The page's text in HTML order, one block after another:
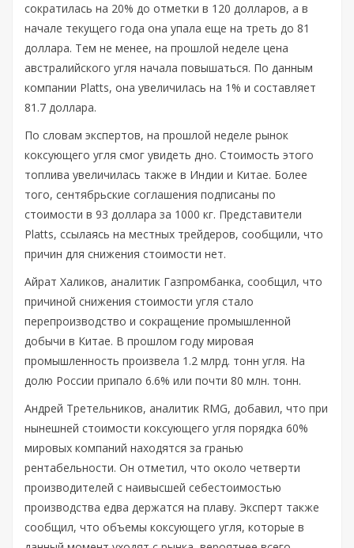
сократилась на 20% до отметки в 120 долларов, а в
начале текущего года она упала еще на треть до 81
доллара. Тем не менее, на прошлой неделе цена
австралийского угля начала повышаться. По данным
компании Platts, она увеличилась на 1% и составляет
81.7 доллара.
По словам экспертов, на прошлой неделе рынок
коксующего угля смог увидеть дно. Стоимость этого
топлива увеличилась также в Индии и Китае. Более
того, сентябрьские соглашения подписаны по
стоимости в 93 доллара за 1000 кг. Представители
Platts, ссылаясь на местных трейдеров, сообщили, что
причин для снижения стоимости нет.
Айрат Халиков, аналитик Газпромбанка, сообщил, что
причиной снижения стоимости угля стало
перепроизводство и сокращение промышленной
добычи в Китае. В прошлом году мировая
промышленность произвела 1.2 млрд. тонн угля. На
долю России припало 6.6% или почти 80 млн. тонн.
Андрей Третельников, аналитик RMG, добавил, что при
нынешней стоимости коксующего угля порядка 60%
мировых компаний находятся за гранью
рентабельности. Он отметил, что около четверти
производителей с наивысшей себестоимостью
производства едва держатся на плаву. Эксперт также
сообщил, что объемы коксующего угля, которые в